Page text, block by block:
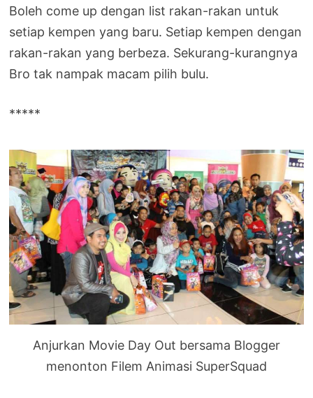
Boleh come up dengan list rakan-rakan untuk
setiap kempen yang baru. Setiap kempen dengan
rakan-rakan yang berbeza. Sekurang-kurangnya
Bro tak nampak macam pilih bulu.
*****
Anjurkan Movie Day Out bersama Blogger
menonton Filem Animasi SuperSquad